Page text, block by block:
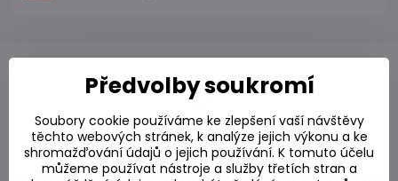
Newsletter
Odebírat naše novinky:
Předvolby soukromí
Soubory cookie používáme ke zlepšení vaší návštěvy
těchto webových stránek, k analýze jejich výkonu a ke
shromažďování údajů o jejich používání. K tomuto účelu
můžeme používat nástroje a služby třetích stran a